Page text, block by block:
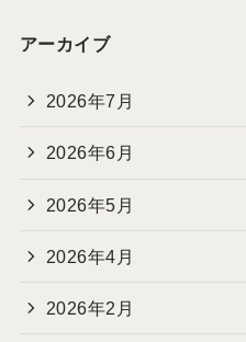
アーカイブ
2026年7月
2026年6月
2026年5月
2026年4月
2026年2月